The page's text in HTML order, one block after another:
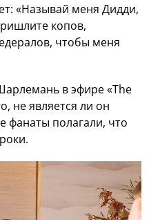
«Называй меня Дидди,
копов,
чтобы меня
в эфире «The
не является ли он
фанаты полагали, что